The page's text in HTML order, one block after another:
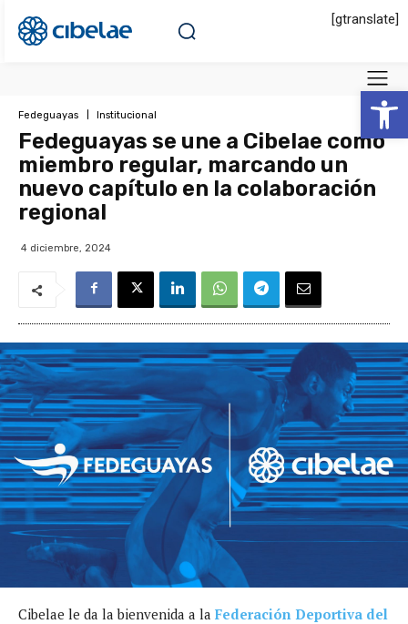
Abrir
[gtranslate]
Fedeguayas Institucional
Fedeguayas se une a Cibelae como
miembro regular, marcando un
nuevo capítulo en la colaboración
regional
4 diciembre, 2024
Cibelae le da la bienvenida a la Federación Deportiva del